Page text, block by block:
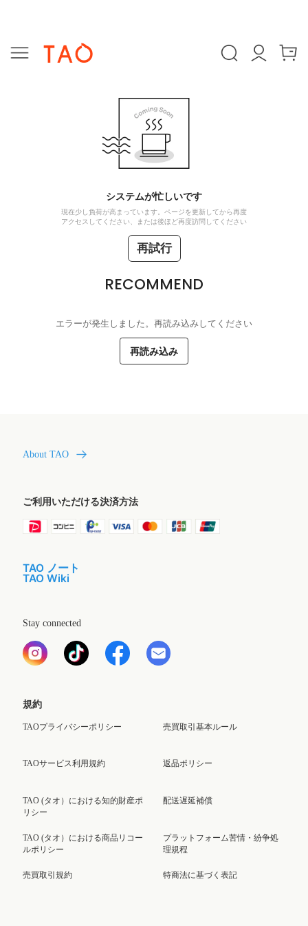
システムが忙しいです
現在少し負荷が高まっています。ページを更新してから再度
アクセスしてください、または後ほど再度訪問してください
再試行
RECOMMEND
エラーが発生しました。再読み込みしてください
再読み込み
About TAO
ご利用いただける決済方法
TAO ノート
TAO Wiki
Stay connected
規約
TAOプライバシーポリシー
TAOサービス利用規約
TAO (タオ）における知的財産ポ
リシー
TAO (タオ）における商品リコー
ルポリシー
売買取引規約
売買取引基本ルール
返品ポリシー
配送遅延補償
プラットフォーム苦情・紛争処
理規程
特商法に基づく表記